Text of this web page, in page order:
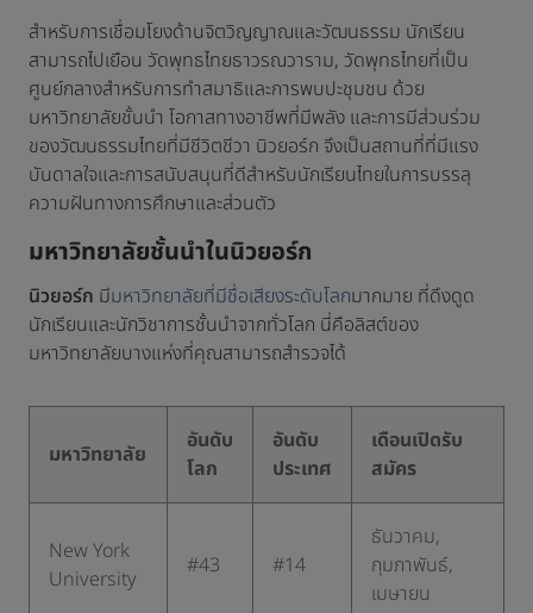
สำหรับการเชื่อมโยงด้านจิตวิญญาณและวัฒนธรรม นักเรียน
สามารถไปเยือน วัดพุทธไทยธาวรณวาราม, วัดพุทธไทยที่เป็น
ศูนย์กลางสำหรับการทำสมาธิและการพบปะชุมชน ด้วย
มหาวิทยาลัยชั้นนำ โอกาสทางอาชีพที่มีพลัง และการมีส่วนร่วม
ของวัฒนธรรมไทยที่มีชีวิตชีวา นิวยอร์ก จึงเป็นสถานที่ที่มีแรง
บันดาลใจและการสนับสนุนที่ดีสำหรับนักเรียนไทยในการบรรลุ
ความฝันทางการศึกษาและส่วนตัว
มหาวิทยาลัยชั้นนำในนิวยอร์ก
นิวยอร์ก มีมหาวิทยาลัยที่มีชื่อเสียงระดับโลกมากมาย ที่ดึงดูด
นักเรียนและนักวิชาการชั้นนำจากทั่วโลก นี่คือลิสต์ของ
มหาวิทยาลัยบางแห่งที่คุณสามารถสำรวจได้
มหาวิทยาลัย
อันดับ
โลก
​อันดับ
ประเทศ
เดือนเปิดรับ
สมัคร
​New York
University
#43 #14
ธันวาคม,
กุมภาพันธ์,
เมษายน